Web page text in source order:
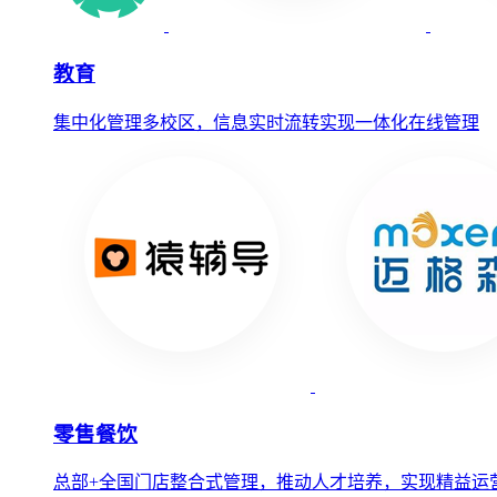
教育
集中化管理多校区，信息实时流转实现一体化在线管理
零售餐饮
总部+全国门店整合式管理，推动人才培养，实现精益运